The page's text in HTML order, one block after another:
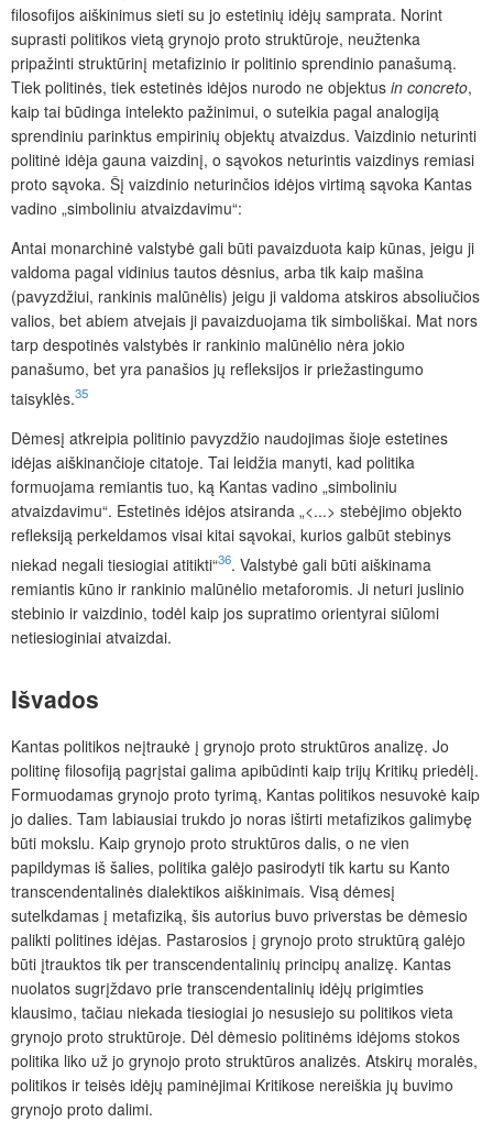
filosofijos aiškinimus sieti su jo estetinių idėjų samprata. Norint
suprasti politikos vietą grynojo proto struktūroje, neužtenka
pripažinti struktūrinį metafizinio ir politinio sprendinio panašumą.
Tiek politinės, tiek estetinės idėjos nurodo ne objektus in concreto,
kaip tai būdinga intelekto pažinimui, o suteikia pagal analogiją
sprendiniu parinktus empirinių objektų atvaizdus. Vaizdinio neturinti
politinė idėja gauna vaizdinį, o sąvokos neturintis vaizdinys remiasi
proto sąvoka. Šį vaizdinio neturinčios idėjos virtimą sąvoka Kantas
vadino „simboliniu atvaizdavimu“:
Antai monarchinė valstybė gali būti pavaizduota kaip kūnas, jeigu ji
valdoma pagal vidinius tautos dėsnius, arba tik kaip mašina
(pavyzdžiui, rankinis malūnėlis) jeigu ji valdoma atskiros absoliučios
valios, bet abiem atvejais ji pavaizduojama tik simboliškai. Mat nors
tarp despotinės valstybės ir rankinio malūnėlio nėra jokio
panašumo, bet yra panašios jų refleksijos ir priežastingumo
taisyklės.35
Dėmesį atkreipia politinio pavyzdžio naudojimas šioje estetines
idėjas aiškinančioje citatoje. Tai leidžia manyti, kad politika
formuojama remiantis tuo, ką Kantas vadino „simboliniu
atvaizdavimu“. Estetinės idėjos atsiranda „<...> stebėjimo objekto
refleksiją perkeldamos visai kitai sąvokai, kurios galbūt stebinys
niekad negali tiesiogiai atitikti“36. Valstybė gali būti aiškinama
remiantis kūno ir rankinio malūnėlio metaforomis. Ji neturi juslinio
stebinio ir vaizdinio, todėl kaip jos supratimo orientyrai siūlomi
netiesioginiai atvaizdai.
Išvados
Kantas politikos neįtraukė į grynojo proto struktūros analizę. Jo
politinę filosofiją pagrįstai galima apibūdinti kaip trijų Kritikų priedėlį.
Formuodamas grynojo proto tyrimą, Kantas politikos nesuvokė kaip
jo dalies. Tam labiausiai trukdo jo noras ištirti metafizikos galimybę
būti mokslu. Kaip grynojo proto struktūros dalis, o ne vien
papildymas iš šalies, politika galėjo pasirodyti tik kartu su Kanto
transcendentalinės dialektikos aiškinimais. Visą dėmesį
sutelkdamas į metafiziką, šis autorius buvo priverstas be dėmesio
palikti politines idėjas. Pastarosios į grynojo proto struktūrą galėjo
būti įtrauktos tik per transcendentalinių principų analizę. Kantas
nuolatos sugrįždavo prie transcendentalinių idėjų prigimties
klausimo, tačiau niekada tiesiogiai jo nesusiejo su politikos vieta
grynojo proto struktūroje. Dėl dėmesio politinėms idėjoms stokos
politika liko už jo grynojo proto struktūros analizės. Atskirų moralės,
politikos ir teisės idėjų paminėjimai Kritikose nereiškia jų buvimo
grynojo proto dalimi.